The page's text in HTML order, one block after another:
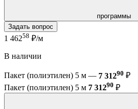
программы
Задать вопрос
1 46258 ₽/м
В наличии
Пакет (полиэтилен) 5 м — 7 31290 ₽
Пакет (полиэтилен) 5 м 7 31290 ₽